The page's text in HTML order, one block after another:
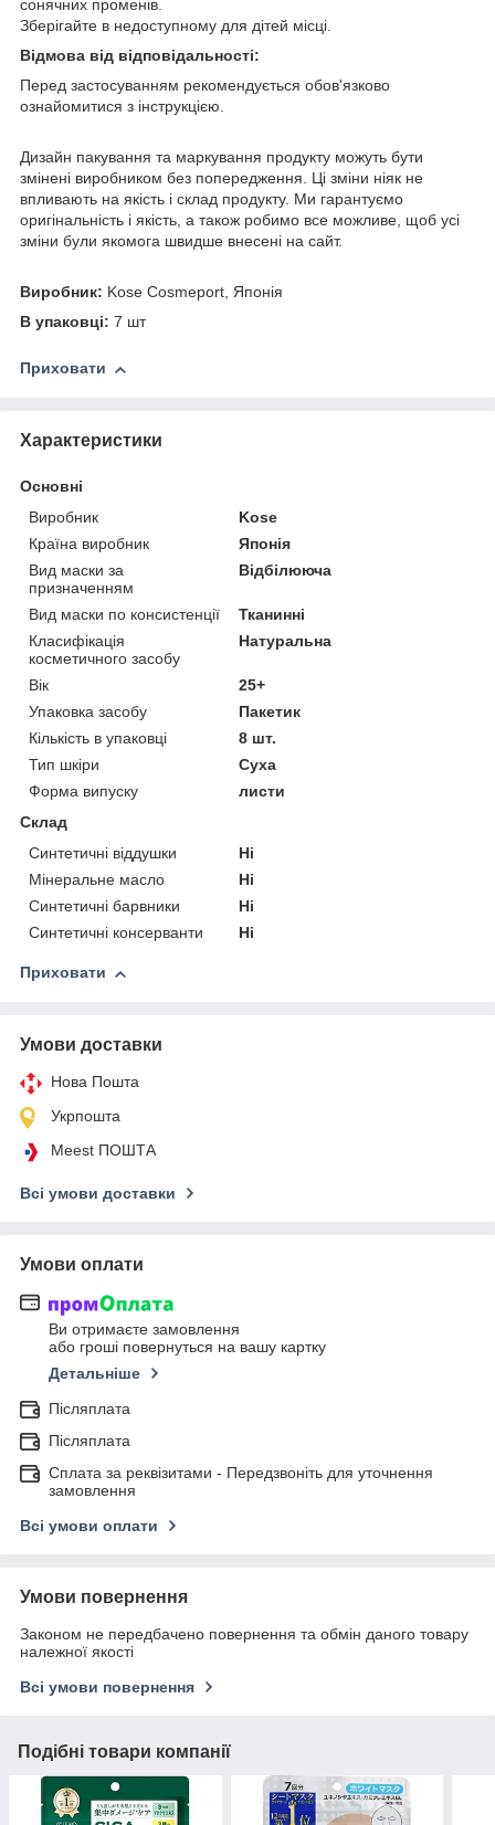
сонячних променів.
Зберігайте в недоступному для дітей місці.
Відмова від відповідальності:
Перед застосуванням рекомендується обов'язково
ознайомитися з інструкцією.
Дизайн пакування та маркування продукту можуть бути
змінені виробником без попередження. Ці зміни ніяк не
впливають на якість і склад продукту. Ми гарантуємо
оригінальність і якість, а також робимо все можливе, щоб усі
зміни були якомога швидше внесені на сайт.
Виробник: Kose Cosmeport, Японія
В упаковці: 7 шт
Приховати
Характеристики
Основні
Виробник
Kose
Країна виробник
Японія
Вид маски за
призначенням
Відбілююча
Вид маски по консистенції
Тканинні
Класифікація
косметичного засобу
Натуральна
Вік
25+
Упаковка засобу
Пакетик
Кількість в упаковці
8 шт.
Тип шкіри
Суха
Форма випуску
листи
Склад
Синтетичні віддушки
Ні
Мінеральне масло
Ні
Синтетичні барвники
Ні
Синтетичні консерванти
Ні
Приховати
Умови доставки
Нова Пошта
Укрпошта
Meest ПОШТА
Всі умови доставки
Умови оплати
Ви отримаєте замовлення
або гроші повернуться на вашу картку
Детальніше
Післяплата
Післяплата
Сплата за реквізитами - Передзвоніть для уточнення
замовлення
Всі умови оплати
Умови повернення
Законом не передбачено повернення та обмін даного товару
належної якості
Всі умови повернення
Подібні товари компанії